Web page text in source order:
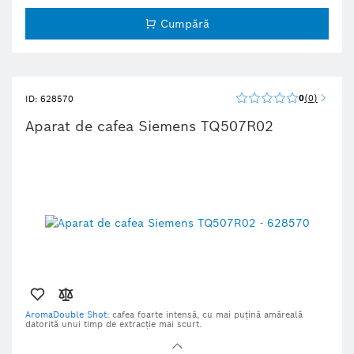
Cumpără
ID: 628570 0 0
Aparat de cafea Siemens TQ507R02
AromaDouble Shot: cafea foarte intensă, cu mai puțină amăreală
datorită unui timp de extracție mai scurt.
menține igiena prin curățare complet